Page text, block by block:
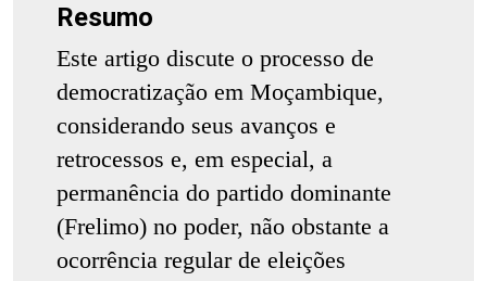
Resumo
Este artigo discute o processo de
democratização em Moçambique,
considerando seus avanços e
retrocessos e, em especial, a
permanência do partido dominante
(Frelimo) no poder, não obstante a
ocorrência regular de eleições